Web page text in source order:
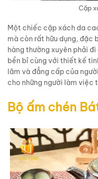
Cặp
Một chiếc cặp xách da
mà còn rất hữu dụng,
hàng thường xuyên phải
bền bỉ cùng với thiết kế
lãm và đẳng cấp của
cho những người làm việc
Bộ ấm chén